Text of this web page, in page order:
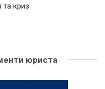
та криз
юриста